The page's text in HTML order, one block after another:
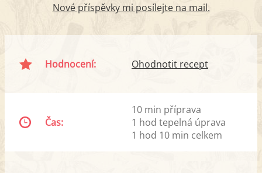
Nové příspěvky mi posílejte na mail.
Hodnocení: Ohodnotit recept
Čas:
10 min příprava
1 hod tepelná úprava
1 hod 10 min celkem